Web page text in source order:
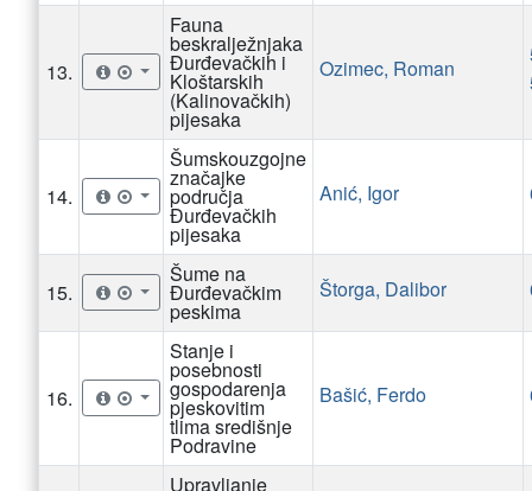
13.
Fauna
beskralježnjaka
Đurđevačkih i
Kloštarskih
(Kalinovačkih)
pijesaka
Ozimec, Roman
14.
Šumskouzgojne
značajke
područja
Đurđevačkih
pijesaka
Anić, Igor
15.
Šume na
Đurđevačkim
peskima
Štorga, Dalibor
16.
Stanje i
posebnosti
gospodarenja
pjeskovitim
tlima središnje
Podravine
Bašić, Ferdo
Upravljanje